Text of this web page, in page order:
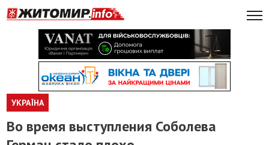
УКРАЇНА
Во время выступления Соболева